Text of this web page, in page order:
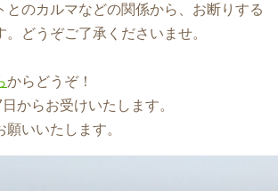
とのカルマなどの関係から、お断りする
。どうぞご了承くださいませ。
からどうぞ！
からお受けいたします。
いいたします。